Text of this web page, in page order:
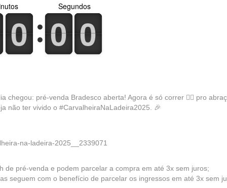
0
0
1
1 0
0
1
1 0
0
1
1
Segundos
chegou: pré-venda Bradesco aberta! Agora é só correr 🏃‍♂️ pro
não ter vivido o #CarvalheiraNaLadeira2025. 🎉
na-ladeira-2025__2339071
de pré-venda e podem parcelar a compra em até 3x sem juros;
seguem com o benefício de parcelar os ingressos em até 3x sem